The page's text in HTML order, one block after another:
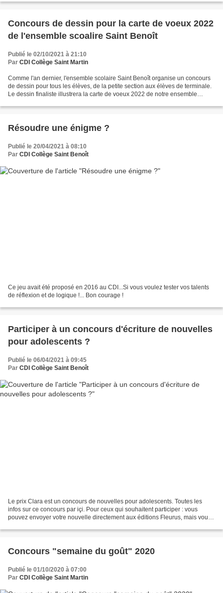
Concours de dessin pour la carte de voeux 2022
de l'ensemble scoalire Saint Benoît
Publié le 02/10/2021 à 21:10
Par CDI Collège Saint Martin
Comme l'an dernier, l'ensemble scolaire Saint Benoît organise un concours
de dessin pour tous les élèves, de la petite section aux élèves de terminale.
Le dessin finaliste illustrera la carte de voeux 2022 de notre ensemble
Résoudre une énigme ?
Publié le 20/04/2021 à 08:10
Par CDI Collège Saint Benoît
Ce jeu avait été proposé en 2016 au CDI...Si vous voulez tester vos talents
de réflexion et de logique !... Bon courage !
Participer à un concours d'écriture de nouvelles
pour adolescents ?
Publié le 06/04/2021 à 09:45
Par CDI Collège Saint Benoît
Le prix Clara est un concours de nouvelles pour adolescents. Toutes les
infos sur ce concours par içi. Pour ceux qui souhaitent participer : vous
pouvez envoyer votre nouvelle directement aux éditions Fleurus, mais vous
Concours "semaine du goût" 2020
Publié le 01/10/2020 à 07:00
Par CDI Collège Saint Martin